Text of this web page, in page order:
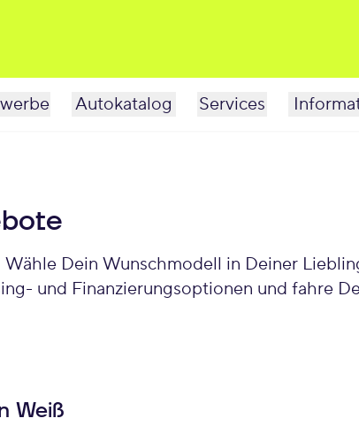
Autokatalog Services
Dein Wunschmodell in Deiner
und Finanzierungsoptionen und fahre
Weiß